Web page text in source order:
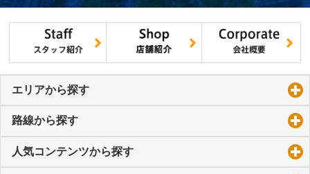
エリアから探す
路線から探す
人気コンテンツから探す